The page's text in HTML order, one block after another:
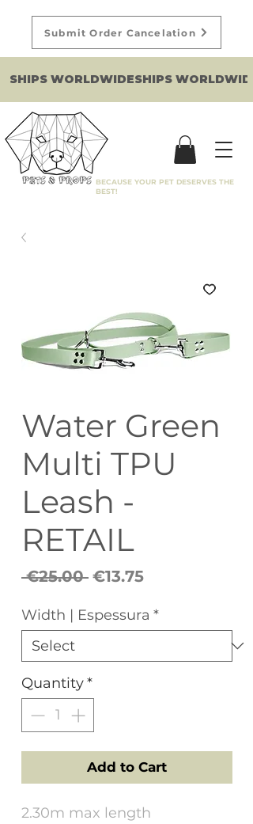
BECAUSE YOUR PET DESERVES THE
BEST!
SHIPS WORLDWIDE
Submit Order Cancelation
Water Green
Multi TPU
Leash -
RETAIL
€25.00 Regular
€13.75Sale
Width | Espessura *
Quantity*
Add to Cart
2.30m max length